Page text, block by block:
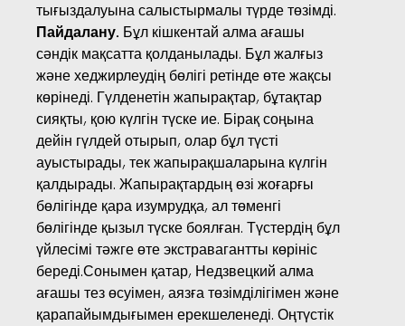
тығыздалуына салыстырмалы түрде төзімді.
Пайдалану. Бұл кішкентай алма ағашы
сәндік мақсатта қолданылады. Бұл жалғыз
және хеджирлеудің бөлігі ретінде өте жақсы
көрінеді. Гүлденетін жапырақтар, бұтақтар
сияқты, қою күлгін түске ие. Бірақ соңына
дейін гүлдей отырып, олар бұл түсті
ауыстырады, тек жапырақшаларына күлгін
қалдырады. Жапырақтардың өзі жоғарғы
бөлігінде қара изумрудқа, ал төменгі
бөлігінде қызыл түске боялған. Түстердің бұл
үйлесімі тәжге өте экстравагантты көрініс
береді.Сонымен қатар, Недзвецкий алма
ағашы тез өсуімен, аязға төзімділігімен және
қарапайымдығымен ерекшеленеді. Оңтүстік